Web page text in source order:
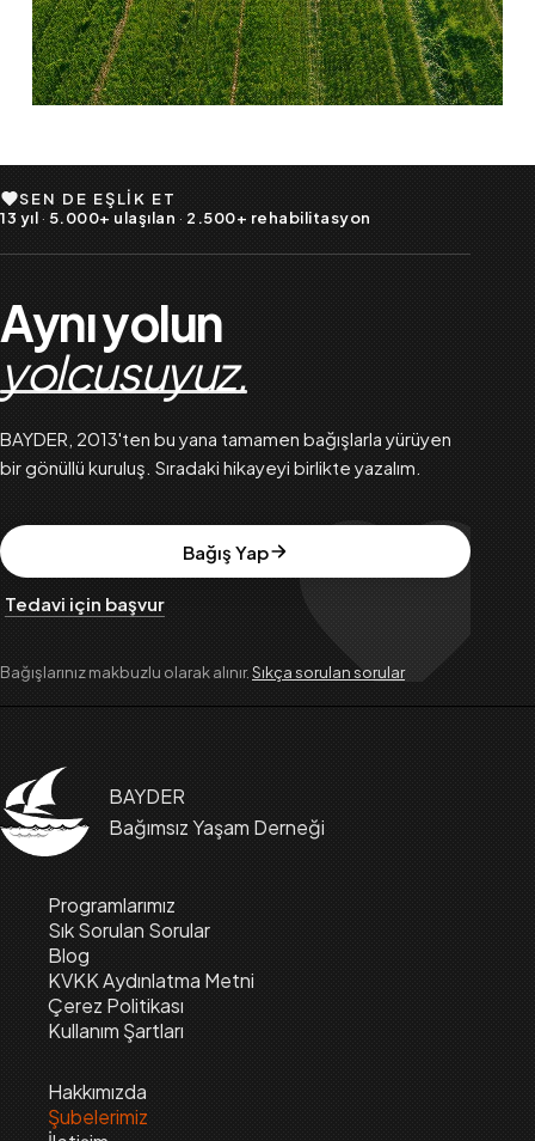
SEN DE EŞLIK ET
13 yıl· 5.000+ ulaşılan · 2.500+ rehabilitasyon
Aynı yolun
yolcusuyuz.
BAYDER, 2013'ten bu yana tamamen bağışlarla yürüyen
bir gönüllü kuruluş. Sıradaki hikayeyi birlikte yazalım.
Bağış Yap
Tedavi için başvur
Bağışlarınız makbuzlu olarak alınır.Sıkça sorulan sorular
BAYDER
Bağımsız Yaşam Derneği
Programlarımız
Sık Sorulan Sorular
Blog
KVKK Aydınlatma Metni
Çerez Politikası
Kullanım Şartları
Hakkımızda
Şubelerimiz